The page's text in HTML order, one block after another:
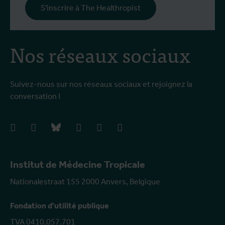
Institut de Médecine Tropicale
Nationalestraat 155 2000 Anvers, Belgique
Fondation d'utilité publique
TVA 0410.057.701
Nos réseaux sociaux
Suivez-nous sur nos réseaux sociaux et rejoignez la
conversation !
facebookinstagrambluesky linkedIn youtube
S'inscrire à The Healthropist